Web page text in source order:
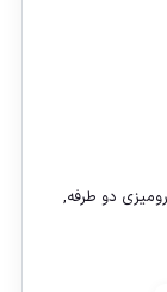
دو طرفه,